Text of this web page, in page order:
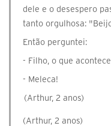
dele e o desespero
tanto orgulhosa:
Então perguntei:
- Filho, o que
- Meleca!
(Arthur, 2 anos)
(Arthur, 2 anos)